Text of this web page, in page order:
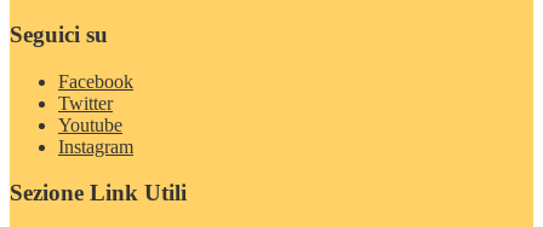
Seguici su
Facebook
Twitter
Youtube
Instagram
Sezione Link Utili